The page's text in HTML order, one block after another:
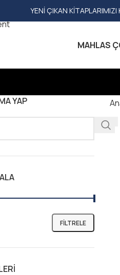
KITAPLARIMIZI KEŞFEDIN!
MAHLAS
YAP
FILTRELE